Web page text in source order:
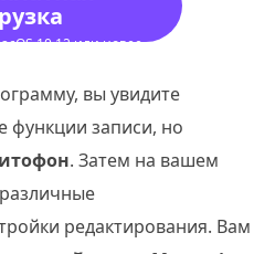
10.12 или новее
вы увидите
функции записи, но
. Затем на вашем
редактирования. Вам